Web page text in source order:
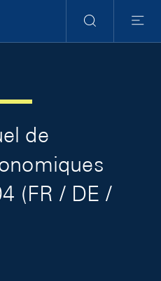
Ricerca
Menu
de
(FR / DE /